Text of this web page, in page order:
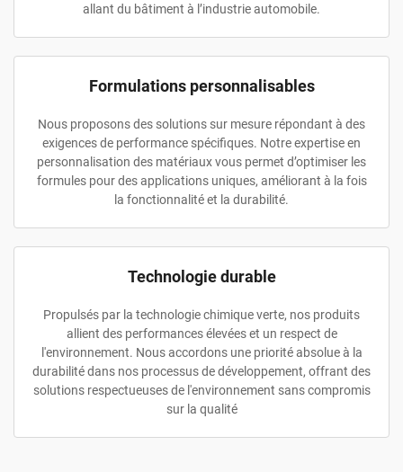
allant du bâtiment à l’industrie automobile.
Formulations personnalisables
Nous proposons des solutions sur mesure répondant à des
exigences de performance spécifiques. Notre expertise en
personnalisation des matériaux vous permet d’optimiser les
formules pour des applications uniques, améliorant à la fois
la fonctionnalité et la durabilité.
Technologie durable
Propulsés par la technologie chimique verte, nos produits
allient des performances élevées et un respect de
l'environnement. Nous accordons une priorité absolue à la
durabilité dans nos processus de développement, offrant des
solutions respectueuses de l'environnement sans compromis
sur la qualité